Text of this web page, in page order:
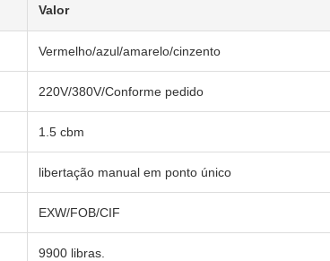
Valor
Vermelho/azul/amarelo/cinzento
220V/380V/Conforme pedido
1.5 cbm
libertação manual em ponto único
EXW/FOB/CIF
9900 libras.